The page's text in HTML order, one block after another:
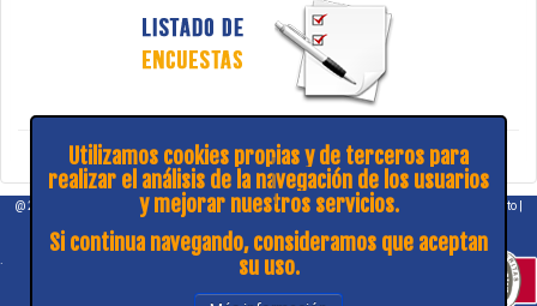
@ 2026 COPITIBA | Aviso legal |Política de privacidad |¿Consulta y sugerencias? Contacto
Mapa web
.
Utilizamos cookies propias y de terceros para
realizar el análisis de la navegación de los usuarios
y mejorar nuestros servicios.
Si continua navegando, consideramos que aceptan
su uso.